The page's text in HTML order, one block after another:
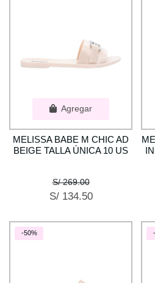
Agregar
MELISSA BABE M CHIC AD
BEIGE TALLA ÚNICA 10 US
S/ 269.00
S/ 134.50
-50%